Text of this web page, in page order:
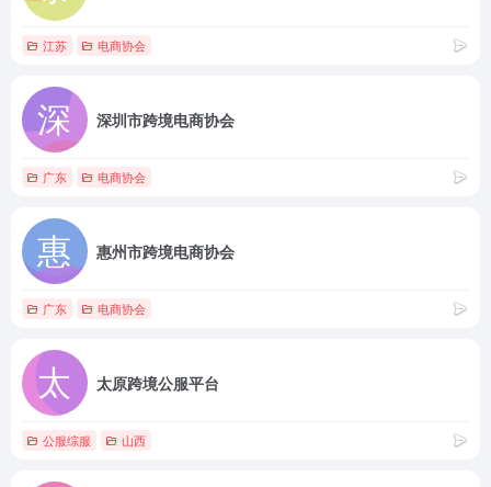
江苏 电商协会
深圳市跨境电商协会
广东 电商协会
惠州市跨境电商协会
广东 电商协会
太原跨境公服平台
公服综服 山西